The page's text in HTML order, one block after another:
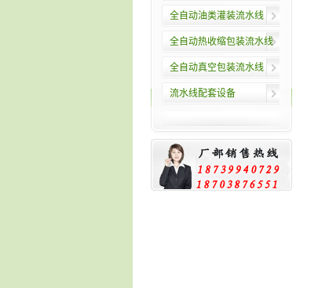
全自动油类灌装流水线
全自动热收缩包装流水线
全自动真空包装流水线
流水线配套设备